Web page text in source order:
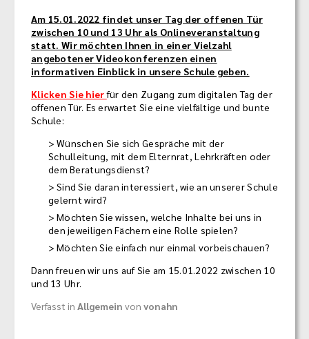
Am 15.01.2022 findet unser Tag der offenen Tür
zwischen 10 und 13 Uhr als Onlineveranstaltung
statt. Wir möchten Ihnen in einer Vielzahl
angebotener Videokonferenzen einen
informativen Einblick in unsere Schule geben.
Klicken Sie hierfür den Zugang zum digitalen Tag der
offenen Tür. Es erwartet Sie eine vielfältige und bunte
Schule:
Wünschen Sie sich Gespräche mit der
Schulleitung, mit dem Elternrat, Lehrkräften oder
dem Beratungsdienst?
Sind Sie daran interessiert, wie an unserer Schule
gelernt wird?
Möchten Sie wissen, welche Inhalte bei uns in
den jeweiligen Fächern eine Rolle spielen?
Möchten Sie einfach nur einmal vorbeischauen?
Dann freuen wir uns auf Sie am 15.01.2022 zwischen 10
und 13 Uhr.
Verfasst in Allgemein von vonahn